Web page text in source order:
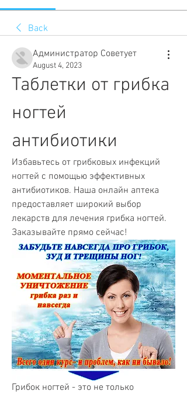
Back
Администратор Советует
August 4, 2023
Таблетки от грибка
ногтей
антибиотики
Избавьтесь от грибковых инфекций
ногтей с помощью эффективных
антибиотиков. Наша онлайн аптека
предоставляет широкий выбор
лекарств для лечения грибка ногтей.
Заказывайте прямо сейчас!
Грибок ногтей - это не только